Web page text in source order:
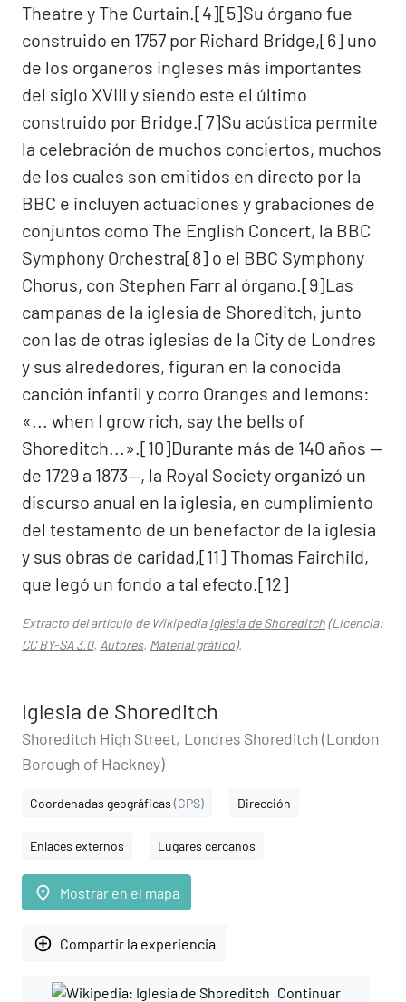
Theatre y The Curtain.[4]​[5]​ Su órgano fue
construido en 1757 por Richard Bridge,[6]​ uno
de los organeros ingleses más importantes
del siglo XVIII y siendo este el último
construido por Bridge.[7]​ Su acústica permite
la celebración de muchos conciertos, muchos
de los cuales son emitidos en directo por la
BBC e incluyen actuaciones y grabaciones de
conjuntos como The English Concert, la BBC
Symphony Orchestra[8]​ o el BBC Symphony
Chorus, con Stephen Farr al órgano.[9]​ Las
campanas de la iglesia de Shoreditch, junto
con las de otras iglesias de la City de Londres
y sus alrededores, figuran en la conocida
canción infantil y corro Oranges and lemons:
«... when I grow rich, say the bells of
Shoreditch...».[10]​ Durante más de 140 años —
de 1729 a 1873—, la Royal Society organizó un
discurso anual en la iglesia, en cumplimiento
del testamento de un benefactor de la iglesia
y sus obras de caridad,[11]​ Thomas Fairchild,
que legó un fondo a tal efecto.[12]​
Extracto del artículo de WikipediaIglesia de Shoreditch(Licencia:
CC BY-SA 3.0, Autores, Material gráfico).
Iglesia de Shoreditch
Shoreditch High Street, Londres Shoreditch (London
Borough of Hackney)
Coordenadas geográficas (GPS) Dirección
Enlaces externos Lugares cercanos
place Mostrar en el mapa
add_circle_outline Compartir la experiencia
Continuar